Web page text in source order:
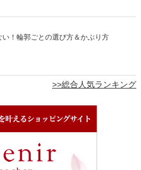
！輪郭ごとの選び方＆かぶり方
>>総合人気ランキング